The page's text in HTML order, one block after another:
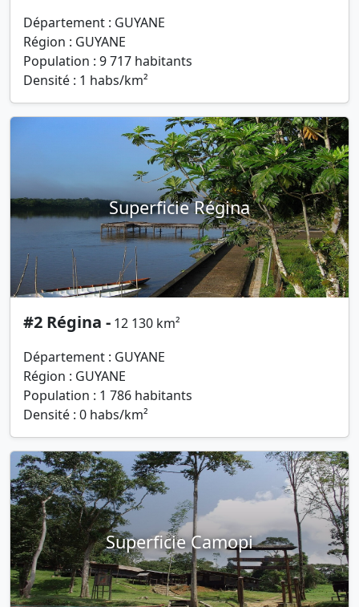
Département : GUYANE
Région : GUYANE
Population : 9 717 habitants
Densité : 1 habs/km²
Superficie Régina
#2 Régina - 12 130 km²
Département : GUYANE
Région : GUYANE
Population : 1 786 habitants
Densité : 0 habs/km²
Superficie Camopi